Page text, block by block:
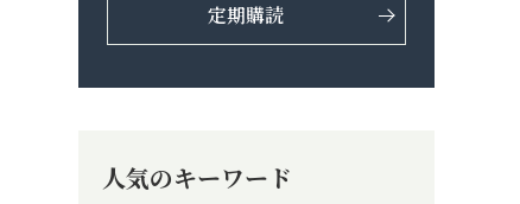
定期購読
人気のキーワード